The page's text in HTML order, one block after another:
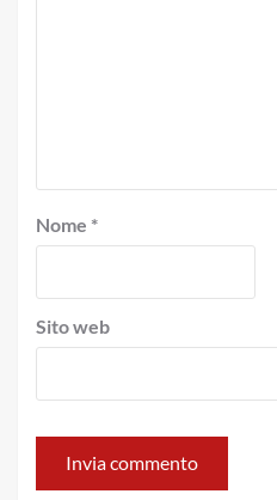
Nome *
Sito web